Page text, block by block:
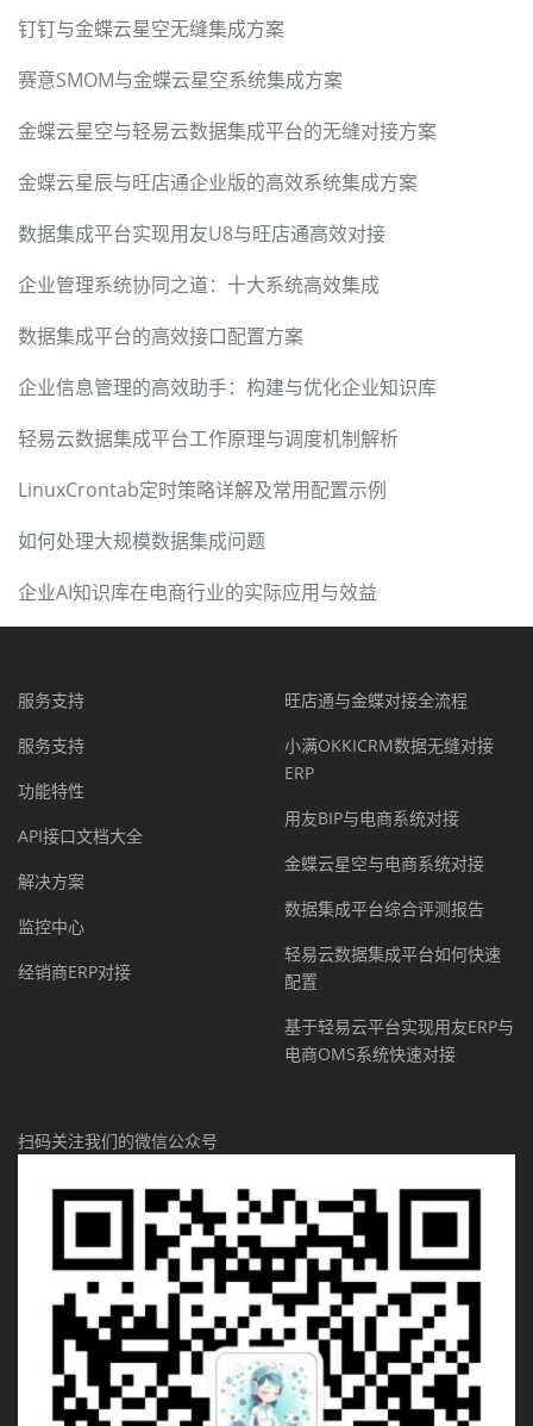
钉钉与金蝶云星空无缝集成方案
赛意SMOM与金蝶云星空系统集成方案
金蝶云星空与轻易云数据集成平台的无缝对接方案
金蝶云星辰与旺店通企业版的高效系统集成方案
数据集成平台实现用友U8与旺店通高效对接
企业管理系统协同之道：十大系统高效集成
数据集成平台的高效接口配置方案
企业信息管理的高效助手：构建与优化企业知识库
轻易云数据集成平台工作原理与调度机制解析
LinuxCrontab定时策略详解及常用配置示例
如何处理大规模数据集成问题
企业AI知识库在电商行业的实际应用与效益
服务支持
服务支持
功能特性
API接口文档大全
解决方案
监控中心
经销商ERP对接
旺店通与金蝶对接全流程
小满OKKICRM数据无缝对接
ERP
用友BIP与电商系统对接
金蝶云星空与电商系统对接
数据集成平台综合评测报告
轻易云数据集成平台如何快速
配置
基于轻易云平台实现用友ERP与
电商OMS系统快速对接
扫码关注我们的微信公众号